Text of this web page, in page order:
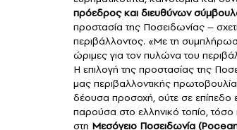
πρόεδρος και διευθύνων
προστασία της Ποσειδωνίας –
περιβάλλοντος. «Με τη
ώριμες για τον πυλώνα του
Η επιλογή της προστασίας της
μας περιβαλλοντικής
δέουσα προσοχή, ούτε σε επίπεδο
παρούσα στο ελληνικό τοπίο,
στη Μεσόγειο Ποσειδωνία